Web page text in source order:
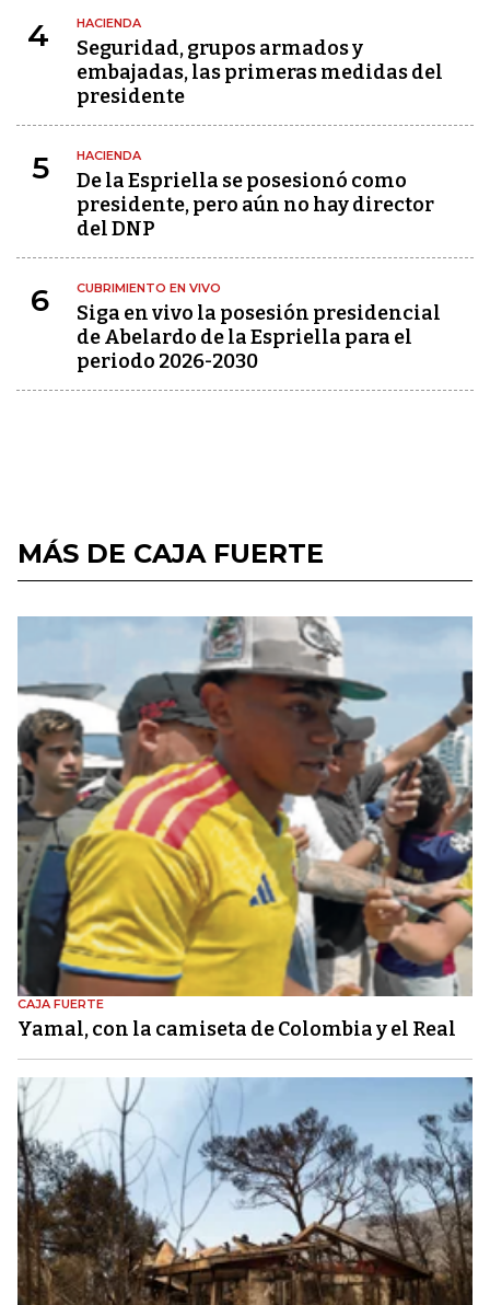
4 HACIENDA
Seguridad, grupos armados y
embajadas, las primeras medidas del
presidente
5 HACIENDA
De la Espriella se posesionó como
presidente, pero aún no hay director
del DNP
6 CUBRIMIENTO EN VIVO
Siga en vivo la posesión presidencial
de Abelardo de la Espriella para el
periodo 2026-2030
MÁS DE CAJA FUERTE
CAJA FUERTE
Yamal, con la camiseta de Colombia y el Real